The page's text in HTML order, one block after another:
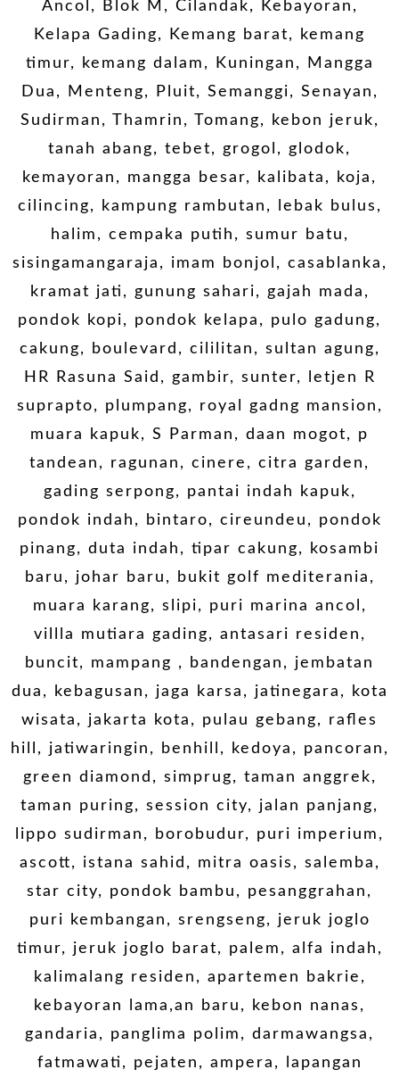
Ancol, Blok M, Cilandak, Kebayoran,
Kelapa Gading, Kemang barat, kemang
timur, kemang dalam, Kuningan, Mangga
Dua, Menteng, Pluit, Semanggi, Senayan,
Sudirman, Thamrin, Tomang, kebon jeruk,
tanah abang, tebet, grogol, glodok,
kemayoran, mangga besar, kalibata, koja,
cilincing, kampung rambutan, lebak bulus,
halim, cempaka putih, sumur batu,
sisingamangaraja, imam bonjol, casablanka,
kramat jati, gunung sahari, gajah mada,
pondok kopi, pondok kelapa, pulo gadung,
cakung, boulevard, cililitan, sultan agung,
HR Rasuna Said, gambir, sunter, letjen R
suprapto, plumpang, royal gadng mansion,
muara kapuk, S Parman, daan mogot, p
tandean, ragunan, cinere, citra garden,
gading serpong, pantai indah kapuk,
pondok indah, bintaro, cireundeu, pondok
pinang, duta indah, tipar cakung, kosambi
baru, johar baru, bukit golf mediterania,
muara karang, slipi, puri marina ancol,
villla mutiara gading, antasari residen,
buncit, mampang , bandengan, jembatan
dua, kebagusan, jaga karsa, jatinegara, kota
wisata, jakarta kota, pulau gebang, rafles
hill, jatiwaringin, benhill, kedoya, pancoran,
green diamond, simprug, taman anggrek,
taman puring, session city, jalan panjang,
lippo sudirman, borobudur, puri imperium,
ascott, istana sahid, mitra oasis, salemba,
star city, pondok bambu, pesanggrahan,
puri kembangan, srengseng, jeruk joglo
timur, jeruk joglo barat, palem, alfa indah,
kalimalang residen, apartemen bakrie,
kebayoran lama,an baru, kebon nanas,
gandaria, panglima polim, darmawangsa,
fatmawati, pejaten, ampera, lapangan